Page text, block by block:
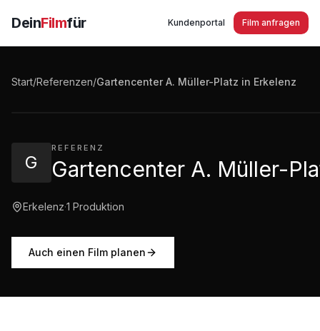
DeinFilmfür Kundenportal Film anfragen
Start/Referenzen/Gartencenter A. Müller-Platz in Erkelenz
G
REFERENZ
Gartencenter A. Müller-
Erkelenz·1 Produktion
Auch einen Film planen
Gartencenter A. Müller-Platz in Erkelenz -